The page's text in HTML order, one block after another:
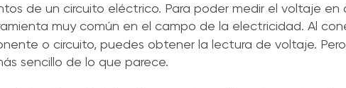
de un circuito eléctrico. Para poder medir el voltaje
muy común en el campo de la electricidad. Al
o circuito, puedes obtener la lectura de voltaje.
sencillo de lo que parece.